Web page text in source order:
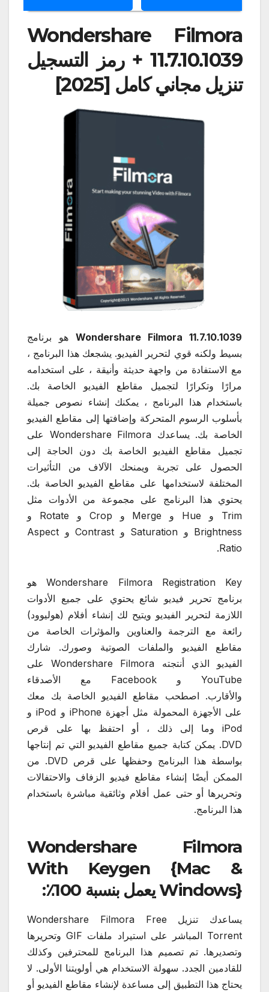
Wondershare Filmora
11.7.10.1039 + رمز التسجيل
تنزيل مجاني كامل [2025]
Wondershare Filmora 11.7.10.1039 هو برنامج
بسيط ولكنه قوي لتحرير الفيديو. يشجعك هذا البرنامج ،
مع الاستفادة من واجهة حديثة وأنيقة ، على استخدامه
مرارًا وتكرارًا لتجميل مقاطع الفيديو الخاصة بك.
باستخدام هذا البرنامج ، يمكنك إنشاء نصوص جميلة
بأسلوب الرسوم المتحركة وإضافتها إلى مقاطع الفيديو
الخاصة بك. يساعدك Wondershare Filmora على
تجميل مقاطع الفيديو الخاصة بك دون الحاجة إلى
الحصول على تجربة ويمنحك الآلاف من التأثيرات
المختلفة لاستخدامها على مقاطع الفيديو الخاصة بك.
يحتوي هذا البرنامج على مجموعة من الأدوات مثل
Trim و Hue و Merge و Crop و Rotate و
Brightness و Saturation و Contrast و Aspect
Ratio.
Wondershare Filmora Registration Key هو
برنامج تحرير فيديو شائع يحتوي على جميع الأدوات
اللازمة لتحرير الفيديو ويتيح لك إنشاء أفلام (هوليوود)
رائعة مع الترجمة والعناوين والمؤثرات الخاصة من
مقاطع الفيديو والملفات الصوتية وصورك. شارك
الفيديو الذي أنتجته Wondershare Filmora على
YouTube و Facebook مع الأصدقاء
والأقارب. اصطحب مقاطع الفيديو الخاصة بك معك
على الأجهزة المحمولة مثل أجهزة iPhone و iPod و
iPod وما إلى ذلك ، أو احتفظ بها على قرص
DVD. يمكن كتابة جميع مقاطع الفيديو التي تم إنتاجها
بواسطة هذا البرنامج وحفظها على قرص DVD. من
الممكن أيضًا إنشاء مقاطع فيديو الزفاف والاحتفالات
وتحريرها أو حتى عمل أفلام وثائقية مباشرة باستخدام
هذا البرنامج.
Wondershare Filmora
With Keygen {Mac &
Windows} يعمل بنسبة 100٪:
يساعدك تنزيل Wondershare Filmora Free
Torrent المباشر على استيراد ملفات GIF وتحريرها
وتصديرها. تم تصميم هذا البرنامج للمحترفين وكذلك
للقادمين الجدد. سهولة الاستخدام هي أولويتنا الأولى. لا
يحتاج هذا التطبيق إلى مساعدة لإنشاء مقاطع الفيديو أو